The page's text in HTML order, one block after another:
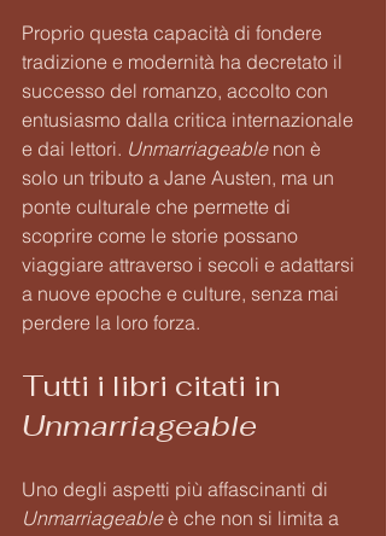
Proprio questa capacità di fondere
tradizione e modernità ha decretato il
successo del romanzo, accolto con
entusiasmo dalla critica internazionale
e dai lettori. Unmarriageable non è
solo un tributo a Jane Austen, ma un
ponte culturale che permette di
scoprire come le storie possano
viaggiare attraverso i secoli e adattarsi
a nuove epoche e culture, senza mai
perdere la loro forza.
Tutti i libri citati in
Unmarriageable
Uno degli aspetti più affascinanti di
Unmarriageable è che non si limita a